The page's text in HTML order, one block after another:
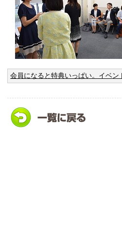
会員になると特典いっぱい。イベ